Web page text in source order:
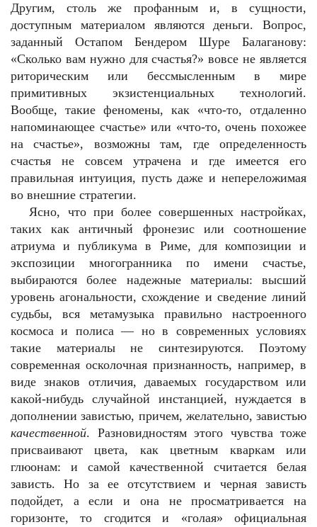
Другим, столь же профанным и, в сущности,
доступным материалом являются деньги. Вопрос,
заданный Остапом Бендером Шуре Балаганову:
«Сколько вам нужно для счастья?» вовсе не является
риторическим или бессмысленным в мире
примитивных экзистенциальных технологий.
Вообще, такие феномены, как «что-то, отдаленно
напоминающее счастье» или «что-то, очень похожее
на счастье», возможны там, где определенность
счастья не совсем утрачена и где имеется его
правильная интуиция, пусть даже и непереложимая
во внешние стратегии.
Ясно, что при более совершенных настройках,
таких как античный фронезис или соотношение
атриума и публикума в Риме, для композиции и
экспозиции многогранника по имени счастье,
выбираются более надежные материалы: высший
уровень агональности, схождение и сведение линий
судьбы, вся метамузыка правильно настроенного
космоса и полиса — но в современных условиях
такие материалы не синтезируются. Поэтому
современная осколочная признанность, например, в
виде знаков отличия, даваемых государством или
какой-нибудь случайной инстанцией, нуждается в
дополнении завистью, причем, желательно, завистью
качественной. Разновидностям этого чувства тоже
присваивают цвета, как цветным кваркам или
глюонам: и самой качественной считается белая
зависть. Но за ее отсутствием и черная зависть
подойдет, а если и она не просматривается на
горизонте, то сгодится и «голая» официальная